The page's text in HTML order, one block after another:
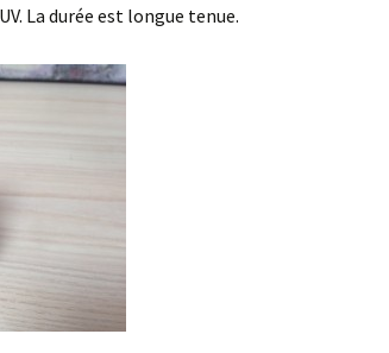
La durée est longue tenue.